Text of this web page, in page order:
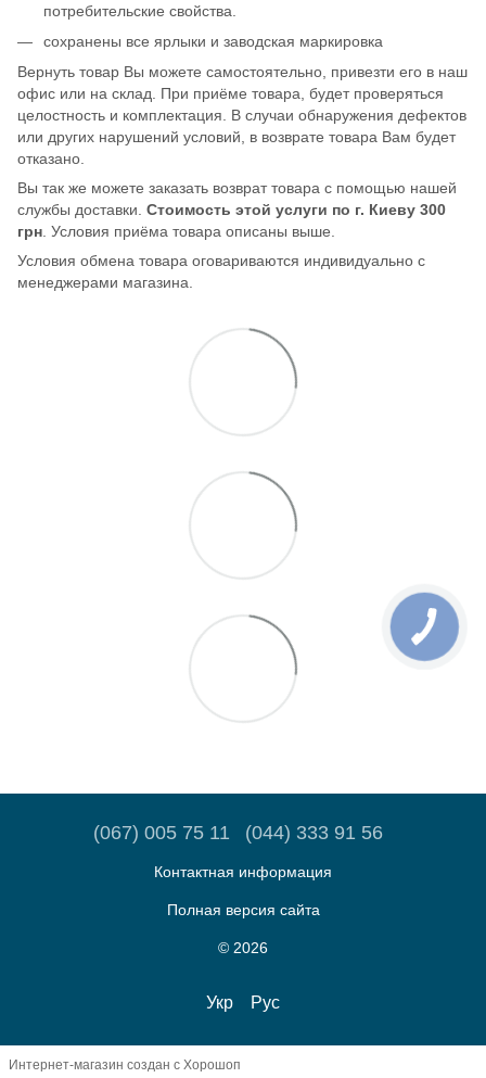
потребительские свойства.
сохранены все ярлыки и заводская маркировка
Вернуть товар Вы можете самостоятельно, привезти его в наш
офис или на склад. При приёме товара, будет проверяться
целостность и комплектация. В случаи обнаружения дефектов
или других нарушений условий, в возврате товара Вам будет
отказано.
Вы так же можете заказать возврат товара с помощью нашей
службы доставки. Стоимость этой услуги по г. Киеву 300
грн. Условия приёма товара описаны выше.
Условия обмена товара оговариваются индивидуально с
менеджерами магазина.
(067) 005 75 11 (044) 333 91 56
Контактная информация
Полная версия сайта
© 2026
Укр Рус
Интернет-магазин создан с Хорошоп